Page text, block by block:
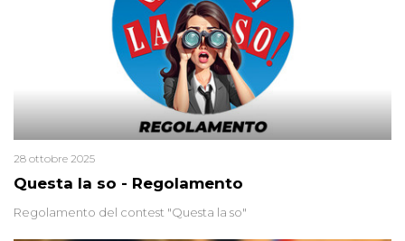
Questa la so - Regolamento
28 ottobre 2025
Regolamento del contest "Questa la so"